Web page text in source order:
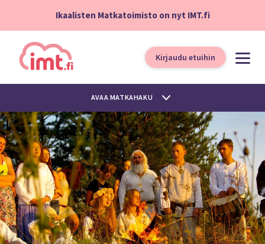
Ikaalisten Matkatoimisto on nyt IMT.fi
Kirjaudu etuihin
AVAA MATKAHAKU